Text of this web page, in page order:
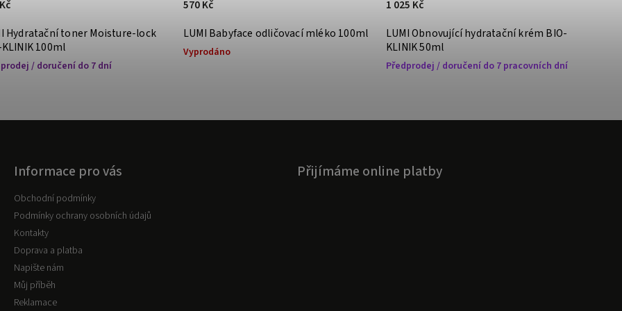
Hydratační toner Moisture-lock
100ml
/ doručení do 7 dní
LUMI Babyface odličovací mléko 100ml
Vyprodáno
570 Kč
LUMI Obnovující hydratační krém BIO-
KLINIK 50ml
Předprodej / doručení do 7 pracovních dní
1 025 Kč
Informace pro vás
Obchodní podmínky
Podmínky ochrany osobních údajů
Kontakty
Doprava a platba
Napište nám
Můj příběh
Reklamace
Přijímáme online platby